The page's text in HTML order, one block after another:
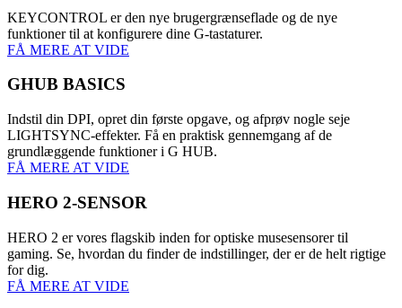
KEYCONTROL er den nye brugergrænseflade og de nye
funktioner til at konfigurere dine G-tastaturer.
FÅ MERE AT VIDE
GHUB BASICS
Indstil din DPI, opret din første opgave, og afprøv nogle seje
LIGHTSYNC-effekter. Få en praktisk gennemgang af de
grundlæggende funktioner i G HUB.
FÅ MERE AT VIDE
HERO 2-SENSOR
HERO 2 er vores flagskib inden for optiske musesensorer til
gaming. Se, hvordan du finder de indstillinger, der er de helt rigtige
for dig.
FÅ MERE AT VIDE